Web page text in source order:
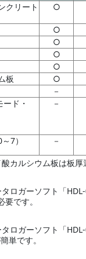
クリート
○
○
○
○
○
板
○
－
ド・
－
7） －
カルシウム板は板厚
ロガーソフト「
です。
ロガーソフト「HDL-
単です。